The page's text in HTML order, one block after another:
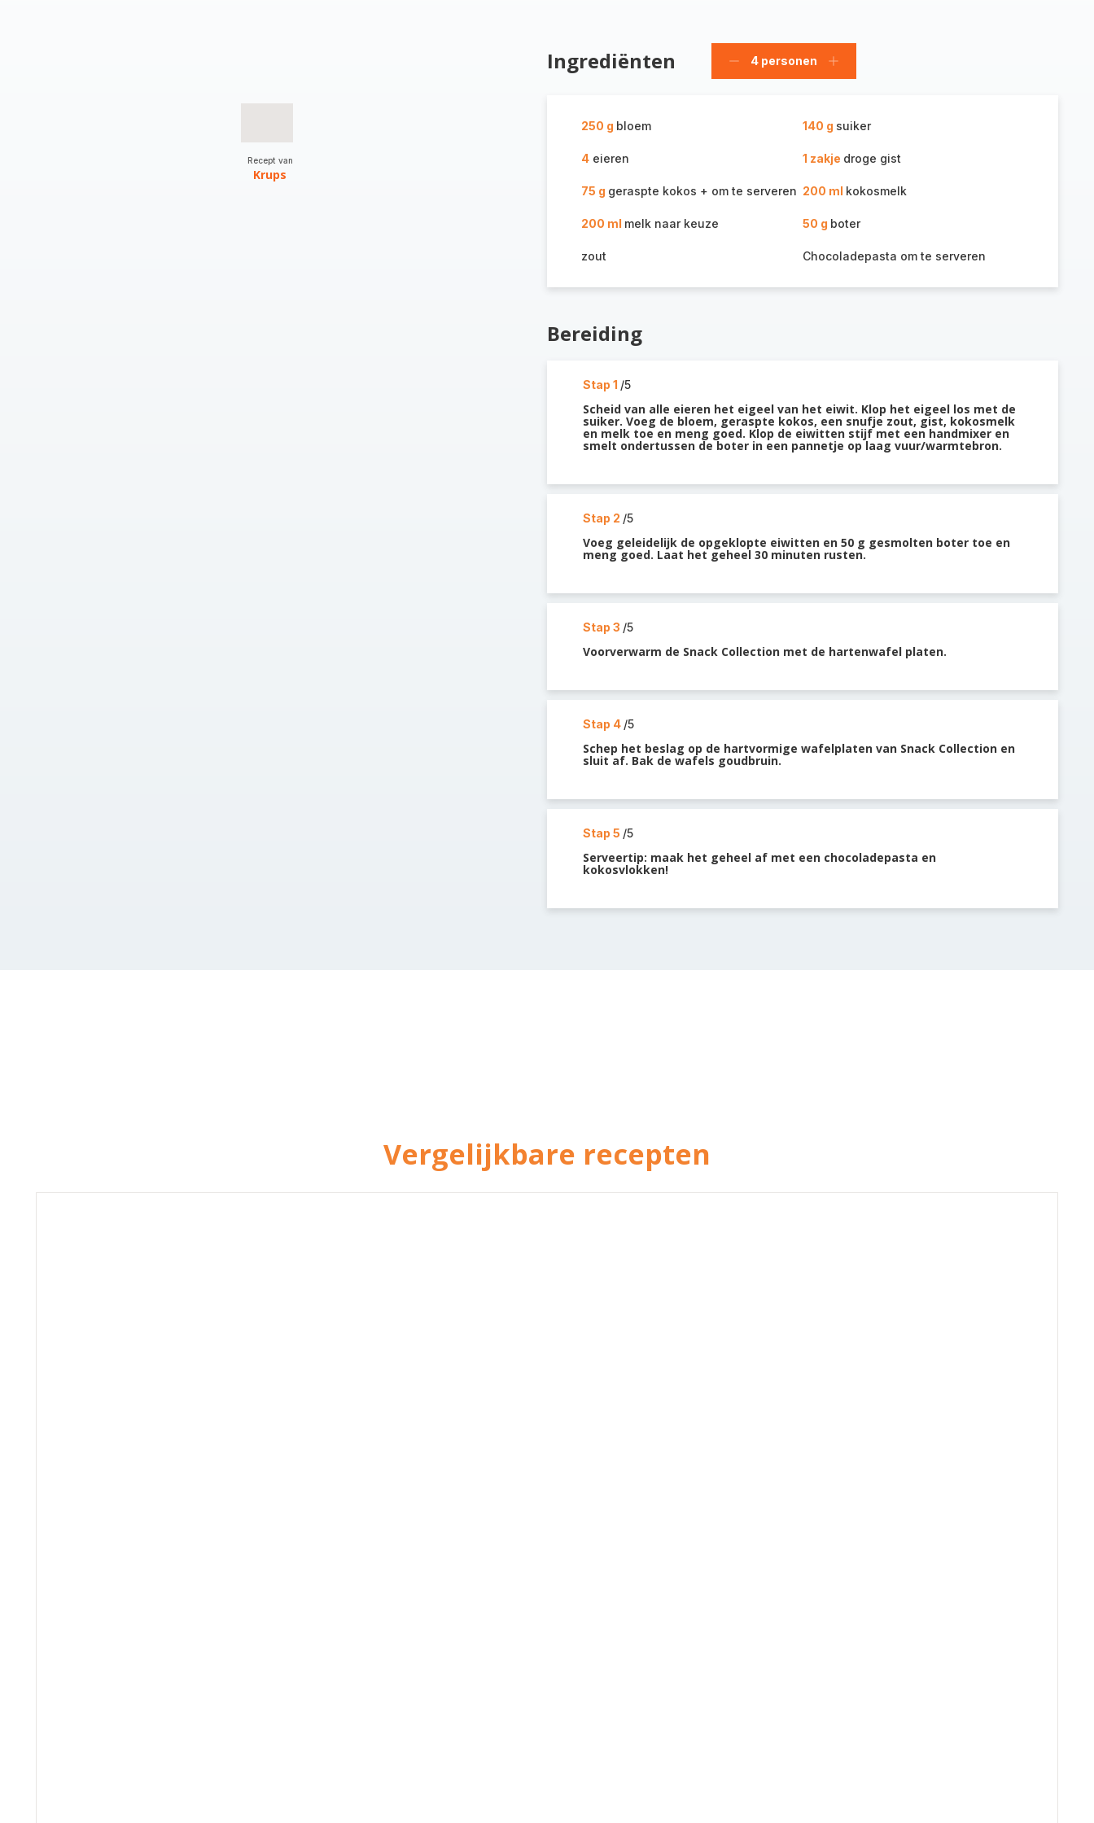
Recept van
Krups
Ingrediënten
Verwijder
4 personen
Voeg
250 g bloem 140 g suiker
4eieren 1 zakje droge gist
75 g geraspte kokos + om te serveren 200 ml kokosmelk
200 ml melk naar keuze 50 g boter
zout Chocoladepasta om te serveren
Bereiding
Stap 1 /5
Scheid van alle eieren het eigeel van het eiwit. Klop het eigeel los met de
suiker. Voeg de bloem, geraspte kokos, een snufje zout, gist, kokosmelk
en melk toe en meng goed. Klop de eiwitten stijf met een handmixer en
smelt ondertussen de boter in een pannetje op laag vuur/warmtebron.
Stap 2 /5
Voeg geleidelijk de opgeklopte eiwitten en 50 g gesmolten boter toe en
meng goed. Laat het geheel 30 minuten rusten.
Stap 3 /5
Voorverwarm de Snack Collection met de hartenwafel platen.
Stap 4 /5
Schep het beslag op de hartvormige wafelplaten van Snack Collection en
sluit af. Bak de wafels goudbruin.
Stap 5 /5
Serveertip: maak het geheel af met een chocoladepasta en
kokosvlokken!
Vergelijkbare recepten